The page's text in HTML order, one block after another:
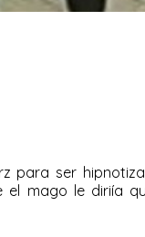
para ser
el mago le diriía